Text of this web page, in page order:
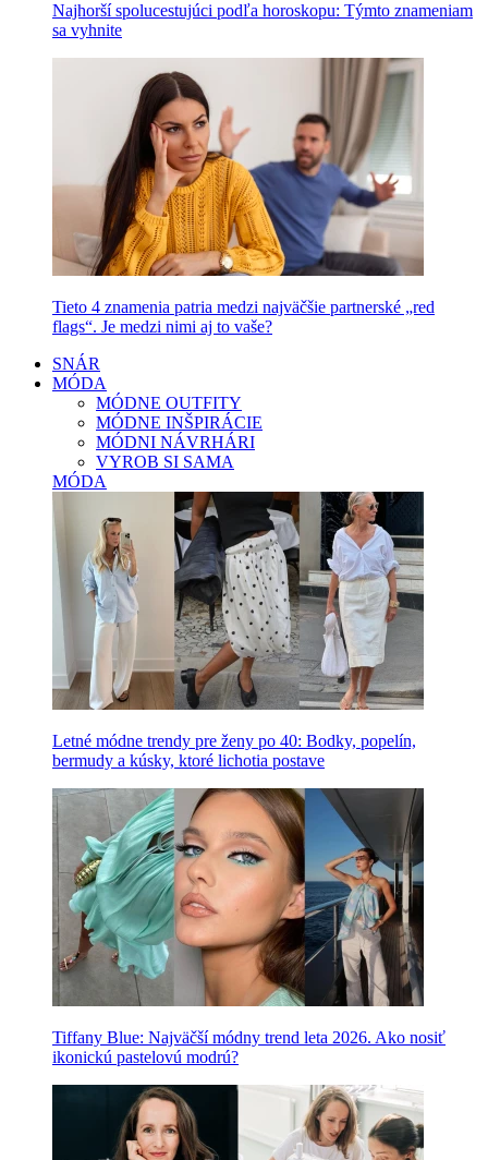
Najhorší spolucestujúci podľa horoskopu: Týmto znameniam
sa vyhnite
Tieto 4 znamenia patria medzi najväčšie partnerské „red
flags“. Je medzi nimi aj to vaše?
SNÁR
MÓDA
MÓDNE OUTFITY
MÓDNE INŠPIRÁCIE
MÓDNI NÁVRHÁRI
VYROB SI SAMA
MÓDA
Letné módne trendy pre ženy po 40: Bodky, popelín,
bermudy a kúsky, ktoré lichotia postave
Tiffany Blue: Najväčší módny trend leta 2026. Ako nosiť
ikonickú pastelovú modrú?